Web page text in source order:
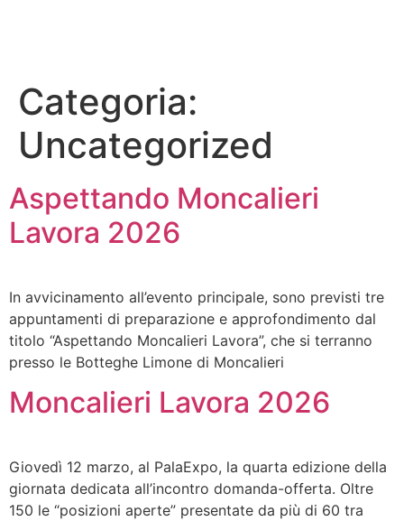
Categoria:
Uncategorized
Aspettando Moncalieri
Lavora 2026
In avvicinamento all’evento principale, sono previsti tre
appuntamenti di preparazione e approfondimento dal
titolo “Aspettando Moncalieri Lavora”, che si terranno
presso le Botteghe Limone di Moncalieri
Moncalieri Lavora 2026
Giovedì 12 marzo, al PalaExpo, la quarta edizione della
giornata dedicata all’incontro domanda-offerta. Oltre
150 le “posizioni aperte” presentate da più di 60 tra